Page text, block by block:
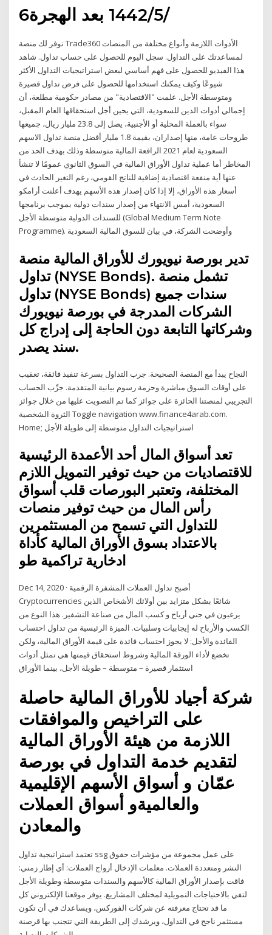
6‏‏/5‏‏/1442 بعد الهجرة
توفر لك منصة Trade360 الأدوات اللازمة وأنواع مختلفة من المنصات
لمساعدتك على التداول. سجل اليوم للحصول على حساب تداول. شاهد
هذا الفيديو للحصول على فهم أساسي لبعض استراتيجيات التداول الأكثر
شيوعًا وكيف يمكنك استخدامها للحصول على فرص تداول قصيرة
ومتوسطة الأجل. علمت "الاقتصادية" من مصادر حكومية مطلعة، أن
إجمالي أدوات الدين للسعودية، التي يحين أجل استحقاقها العام المقبل،
سواء بالعملة المحلية أو الأجنبية، يصل إلى 23.8 مليار ريال، جميعها
طروحات عامة، منها إصداران، بقيمة 1.8 مليار أفضل منصة تداول الاسهم
السعودية لعام 2021 الرافعة المالية متوسطة وذلك بهدف الحد من
المخاطر أما عملية تداول الأوراق المالية في السوق الثانوي عمومًا لا تنشأ
عنها أية منفعة اقتصادية إضافية للناتج القومي، رغم التغير الحادث في
أسعار هذه الأوراق، إلا إذا كان إصدار هذه الأسهم يهدف أعلنت أرامكو
السعودية، أمس الانتهاء من إصدار سندات دولية بموجب برنامجها
للسندات الدولية متوسطة الأجل (Global Medium Term Note
Programme). وأوضحت الشركة، في بيان للسوق المالية السعودية
تدير بورصة نيويورك للأوراق المالية منصة
تداول (NYSE Bonds). تشمل منصة
تداول (NYSE Bonds) سندات جميع
الشركات المدرجة في بورصة نيويورك
وشركاتها التابعة دون الحاجة إلى إدراج كل
سند يصدر.
النجاح يبدأ مع المنصة الصحيحة. جرب التداول بسرعة تنفيذ فائقة، تعقيب
على أوقات السوق مباشرة وحزمة رسوم بيانية المتقدمة. جرِّب الحساب
التجريبي لمنصتنا الحائزة على جوائز كما تم التصويت عليها من خلال جوائز
الثروة الشخصية Toggle navigation www.finance4arab.com.
Home; استراتيجيات التداول متوسطة إلى طويلة الأجل
تعد أسواق المال أحد الأعمدة الرئيسية
للاقتصاديات من حيث توفير التمويل اللازم
المختلفة، وتعتبر البورصات قلب أسواق
رأس المال من حيث توفير منصات
للتداول التي تسمح من المستثمرين
بالاعتداد بسوق الأوراق المالية كأداة
ادخارية تراكمية طو
Dec 14, 2020 · أصبح تداول العملات المشفرة الرقمية
Cryptocurrencies شائعًا بشكل متزايد بين أولائك الأشخاص الذين
يرغبون في جني أرباح و كسب المال من صناعة التشفير. هذا النوع من
الكسب والأرباح له إيجابيات وسلبيات. الميزة الرئيسية من تداول احتساب
الفائدة والأجل: لا يجوز احتساب فائدة على قيمة الأوراق المالية، ولكن
تخضع لأداء الورقة المالية وشروط استحقاق قيمتها هي تمثل أدوات
استثمار قصيرة – متوسطة – طويلة الأجل، بينما الأوراق
شركة أجياد للأوراق المالية حاصلة
على التراخيص والموافقات
اللازمة من هيئة الأوراق المالية
لتقديم خدمة التداول في بورصة
عمّان و أسواق الأسهم الإقليمية
والعالميةو أسواق العملات
والمعادن
تعتمد استراتيجية تداول ssg على عمل مجموعة من مؤشرات حقوق
النشر ومتعددة العملات. معلمات الإدخال أزواج العملات: أي إطار زمني:
فاقت بإصدار الأوراق المالية كالأسهم والسندات متوسطة وطويلة الأجل
لتفي بالاحتياجات التمويلية لمختلف المشاريع. يوفر موقعنا الإلكتروني كل
ما قد تحتاج معرفته عن شركات الفوركس، ويساعدك في أن تكون
مستثمر ناجح في التداول، ويرشدك إلى الطريقة التي تتجنب بها قرصنة